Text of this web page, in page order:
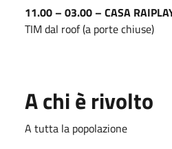
11.00 – 03.00 – CASA
TIM dal roof (a porte chiuse)
A chi è rivolto
A tutta la popolazione